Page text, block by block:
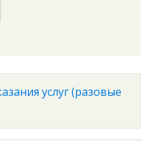
услуг (разовые